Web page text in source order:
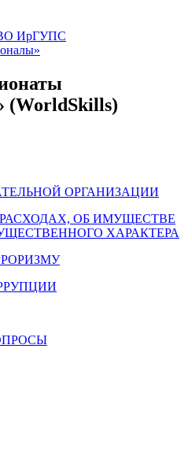
ИрГУПС
(WorldSkills)
ОРГАНИЗАЦИИ
ОБ ИМУЩЕСТВЕ
ХАРАКТЕРА